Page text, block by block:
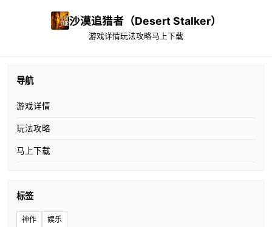
沙漠追猎者（Desert Stalker）
游戏详情玩法攻略马上下载
导航
游戏详情
玩法攻略
马上下载
标签
神作 娱乐